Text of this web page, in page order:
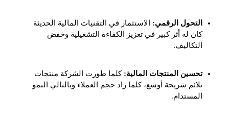
التحول الرقمي:الاستثمار في التقنيات المالية الحديثة
كان له أثر كبير في تعزيز الكفاءة التشغيلية وخفض
التكاليف.
تحسين المنتجات المالية:كلما طورت الشركة منتجات
تلائم شريحة أوسع، كلما زاد حجم العملاء وبالتالي النمو
المستدام.